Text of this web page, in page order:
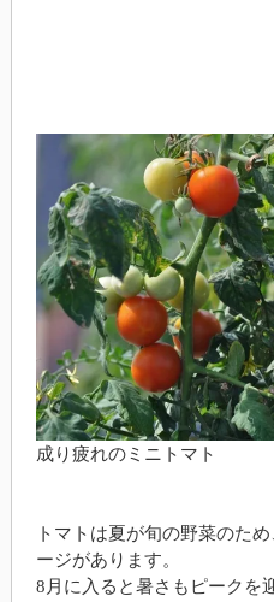
成り疲れのミニトマト
トマトは夏が旬の野菜のた
ージがあります。
8月に入ると暑さもピークを